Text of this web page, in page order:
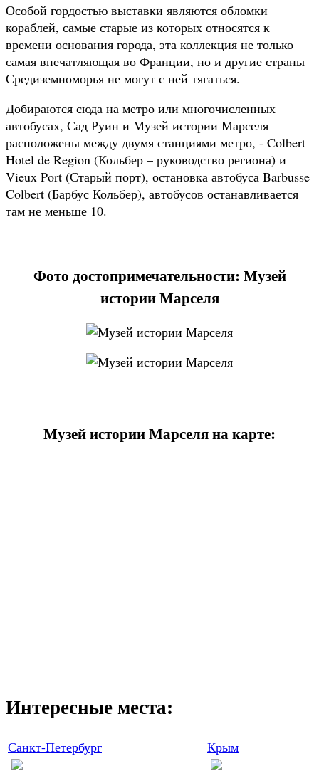
Особой гордостью выставки являются обломки
кораблей, самые старые из которых относятся к
времени основания города, эта коллекция не только
самая впечатляющая во Франции, но и другие страны
Средиземноморья не могут с ней тягаться.
Добираются сюда на метро или многочисленных
автобусах, Сад Руин и Музей истории Марселя
расположены между двумя станциями метро, - Colbert
Hotel de Region (Кольбер – руководство региона) и
Vieux Port (Старый порт), остановка автобуса Barbusse
Colbert (Барбус Кольбер), автобусов останавливается
там не меньше 10.
Фото достопримечательности: Музей
истории Марселя
Музей истории Марселя на карте:
Интересные места:
Санкт-Петербург Крым